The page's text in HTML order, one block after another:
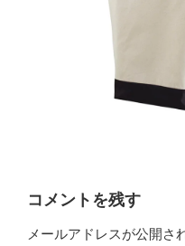
コメントを残す
メールアドレスが公開さ